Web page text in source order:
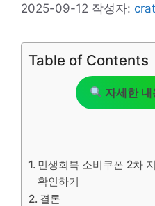
2025-09-12 작성자:
Table of Contents
자세한
민생회복 소비쿠폰 2차
확인하기
결론